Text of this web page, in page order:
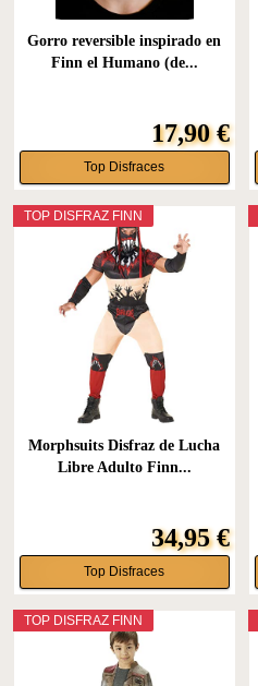
Gorro reversible inspirado en
Finn el Humano (de...
17,90 €
Top Disfraces
TOP DISFRAZ FINN
Morphsuits Disfraz de Lucha
Libre Adulto Finn...
34,95 €
Top Disfraces
TOP DISFRAZ FINN